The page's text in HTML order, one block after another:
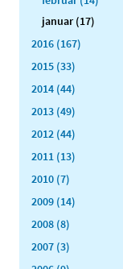
januar (17)
2016 (167)
2015 (33)
2014 (44)
2013 (49)
2012 (44)
2011 (13)
2010 (7)
2009 (14)
2008 (8)
2007 (3)